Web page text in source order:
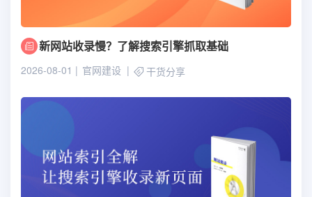
新网站收录慢？了解搜索引擎抓取基础
2026-08-01 官网建设 干货分享